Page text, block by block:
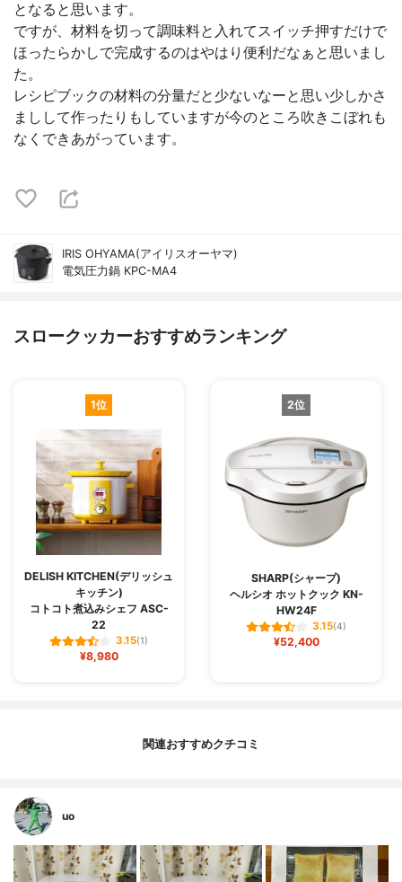
となると思います。
ですが、材料を切って調味料と入れてスイッチ押すだけで
ほったらかしで完成するのはやはり便利だなぁと思いまし
た。
レシピブックの材料の分量だと少ないなーと思い少しかさ
ましして作ったりもしていますが今のところ吹きこぼれも
なくできあがっています。
IRIS OHYAMA(アイリスオーヤマ)
電気圧力鍋 KPC-MA4
スロークッカーおすすめランキング
1位
DELISH KITCHEN(デリッシュ
キッチン)
コトコト煮込みシェフ ASC-
22
3.15(1)
¥8,980
2位
SHARP(シャープ)
ヘルシオ ホットクック KN-
HW24F
3.15(4)
¥52,400
関連おすすめクチコミ
uo